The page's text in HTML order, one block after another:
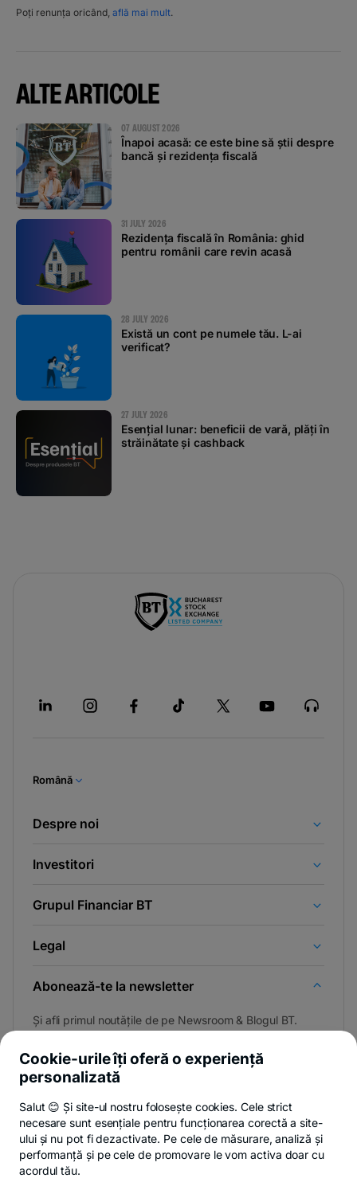
Poți renunța oricând, află mai mult.
ALTE ARTICOLE
07 AUGUST 2026
Înapoi acasă: ce este bine să știi despre
bancă și rezidența fiscală
31 JULY 2026
Rezidența fiscală în România: ghid
pentru românii care revin acasă
28 JULY 2026
Există un cont pe numele tău. L-ai
verificat?
27 JULY 2026
Esențial lunar: beneficii de vară, plăți în
străinătate și cashback
Română
Despre noi
Investitori
Grupul Financiar BT
Legal
Abonează-te la newsletter
Și afli primul noutățile de pe Newsroom & Blogul BT.
Privacy HubPolitica de confidențialitatePolitica de cookies
Cookie-urile îți oferă o experiență
personalizată
Salut 😊 Și site-ul nostru folosește cookies. Cele strict
necesare sunt esențiale pentru funcționarea corectă a site-
ului și nu pot fi dezactivate. Pe cele de măsurare, analiză și
performanță și pe cele de promovare le vom activa doar cu
acordul tău.